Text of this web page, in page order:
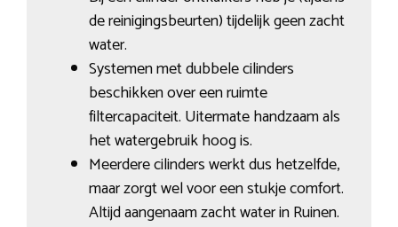
de reinigingsbeurten) tijdelijk geen zacht
water.
Systemen met dubbele cilinders
beschikken over een ruimte
filtercapaciteit. Uitermate handzaam als
het watergebruik hoog is.
Meerdere cilinders werkt dus hetzelfde,
maar zorgt wel voor een stukje comfort.
Altijd aangenaam zacht water in Ruinen.